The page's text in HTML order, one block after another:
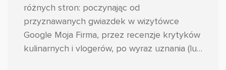
różnych stron: poczynając od
przyznawanych gwiazdek w wizytówce
Google Moja Firma, przez recenzje krytyków
kulinarnych i vlogerów, po wyraz uznania (lub